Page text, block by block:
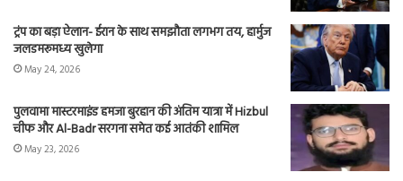
ट्रंप का बड़ा ऐलान- ईरान के साथ समझौता लगभग तय, हार्मुज
जलडमरूमध्य खुलेगा
May 24, 2026
पुलवामा मास्टरमाइंड हमजा बुरहान की अंतिम यात्रा में Hizbul
चीफ और Al-Badr सरगना समेत कई आतंकी शामिल
May 23, 2026